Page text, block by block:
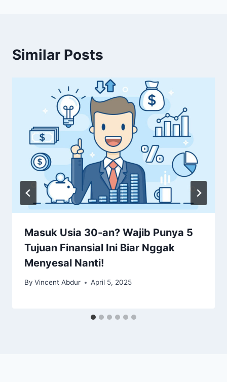
Similar Posts
Masuk Usia 30-an? Wajib Punya 5
Tujuan Finansial Ini Biar Nggak
Menyesal Nanti!
By Vincent Abdur April 5, 2025